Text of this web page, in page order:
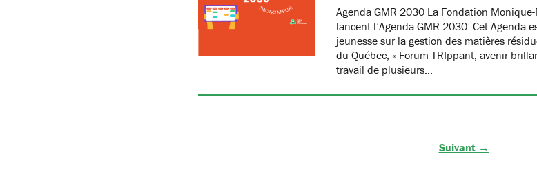
Agenda GMR 2030 La Fondation
lancent l’Agenda GMR 2030. Cet Agenda
jeunesse sur la gestion des matières
du Québec, « Forum TRIppant, avenir
travail de plusieurs…
Suivant →